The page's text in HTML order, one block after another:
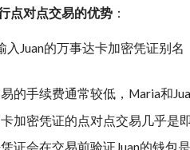
点对点交易的优势 ：
入Juan的万事达卡加密凭证别
的手续费通常较低，Maria和
卡加密凭证的点对点交易几乎是
证会在交易前验证Juan的钱包